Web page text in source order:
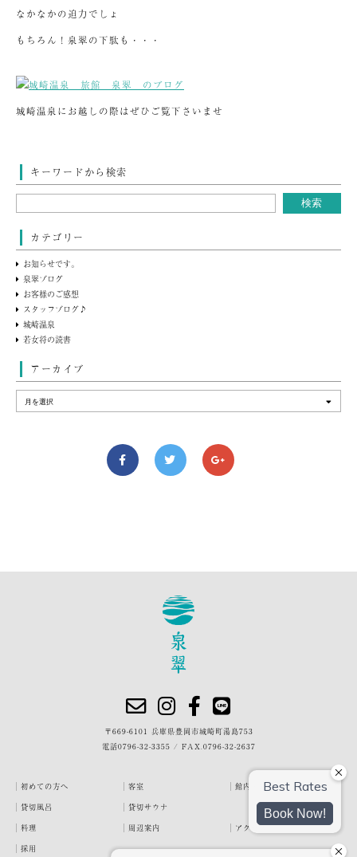
なかなかの迫力でしょ
もちろん！泉翠の下駄も・・・
城崎温泉にお越しの際はぜひご覧下さいませ
キーワードから検索
カテゴリー
お知らせです。
泉翠ブログ
お客様のご感想
スタッフブログ♪
城崎温泉
若女将の読書
アーカイブ
〒669-6101 兵庫県豊岡市城崎町湯島753
電話0796-32-3355 / FAX.0796-32-2637
初めての方へ 客室
館内・施設
貸切風呂
貸切サウナ
料理
周辺案内
アクセス
採用